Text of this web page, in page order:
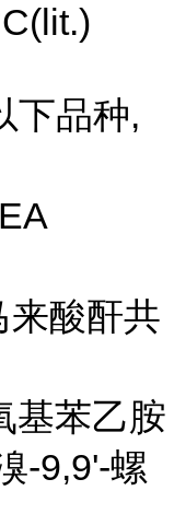
下品种,
来酸酐共
基苯乙胺
-9,9'-螺